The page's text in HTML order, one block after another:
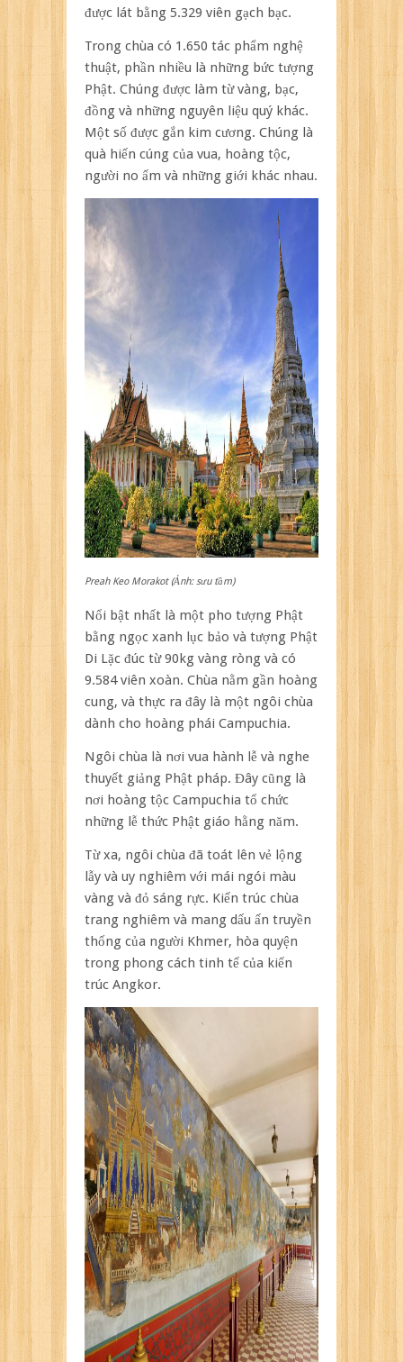
được lát bằng 5.329 viên gạch bạc.
Trong chùa có 1.650 tác phẩm nghệ
thuật, phần nhiều là những bức tượng
Phật. Chúng được làm từ vàng, bạc,
đồng và những nguyên liệu quý khác.
Một số được gắn kim cương. Chúng là
quà hiến cúng của vua, hoàng tộc,
người no ấm và những giới khác nhau.
Preah Keo Morakot (Ảnh: sưu tầm)
Nổi bật nhất là một pho tượng Phật
bằng ngọc xanh lục bảo và tượng Phật
Di Lặc đúc từ 90kg vàng ròng và có
9.584 viên xoàn. Chùa nằm gần hoàng
cung, và thực ra đây là một ngôi chùa
dành cho hoàng phái Campuchia.
Ngôi chùa là nơi vua hành lễ và nghe
thuyết giảng Phật pháp. Đây cũng là
nơi hoàng tộc Campuchia tổ chức
những lễ thức Phật giáo hằng năm.
Từ xa, ngôi chùa đã toát lên vẻ lộng
lẫy và uy nghiêm với mái ngói màu
vàng và đỏ sáng rực. Kiến trúc chùa
trang nghiêm và mang dấu ấn truyền
thống của người Khmer, hòa quyện
trong phong cách tinh tế của kiến
trúc Angkor.